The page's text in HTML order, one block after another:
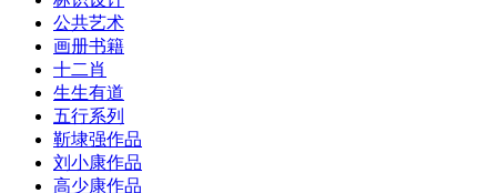
公共艺术
画册书籍
十二肖
生生有道
五行系列
靳埭强作品
刘小康作品
高少康作品